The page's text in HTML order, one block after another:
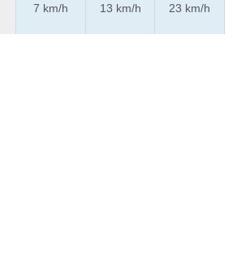
7 km/h
13 km/h
23 km/h